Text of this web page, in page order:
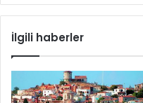
İlgili haberler